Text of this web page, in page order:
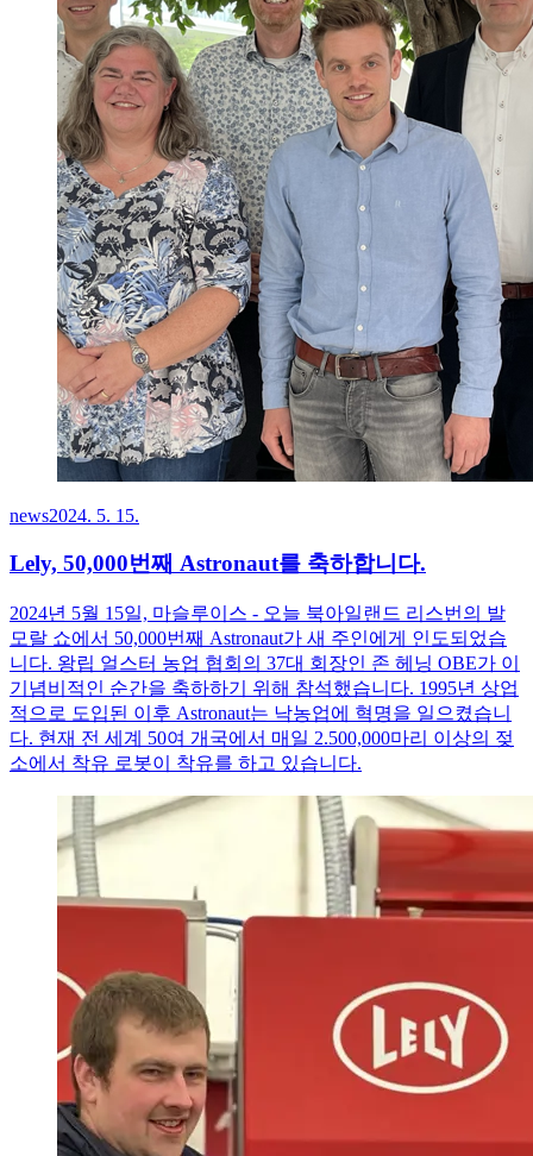
news2024. 5. 15.
Lely, 50,000번째 Astronaut를 축하합니다.
2024년 5월 15일, 마슬루이스 - 오늘 북아일랜드 리스번의 발
모랄 쇼에서 50,000번째 Astronaut가 새 주인에게 인도되었습
니다. 왕립 얼스터 농업 협회의 37대 회장인 존 헤닝 OBE가 이
기념비적인 순간을 축하하기 위해 참석했습니다. 1995년 상업
적으로 도입된 이후 Astronaut는 낙농업에 혁명을 일으켰습니
다. 현재 전 세계 50여 개국에서 매일 2.500,000마리 이상의 젖
소에서 착유 로봇이 착유를 하고 있습니다.